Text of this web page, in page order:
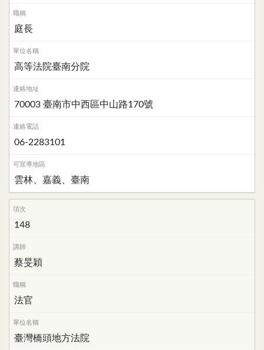
庭長
高等法院臺南分院
70003 臺南市中西區中山路170號
06-2283101
雲林、嘉義、臺南
148
蔡旻穎
法官
臺灣橋頭地方法院